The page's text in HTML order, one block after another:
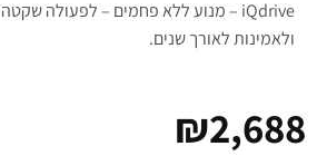
iQdrive – מנוע ללא פחמים – לפעולה שקטה
ולאמינות לאורך שנים.
₪2,688